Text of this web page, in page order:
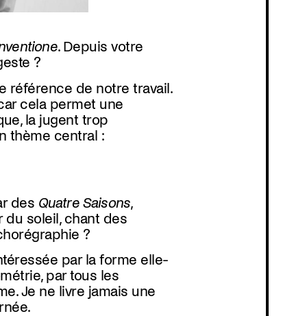
. Depuis votre
?
référence de notre travail.
cela permet une
la jugent trop
thème central :
des Quatre Saisons,
du soleil, chant des
?
par la forme elle-
par tous les
Je ne livre jamais une